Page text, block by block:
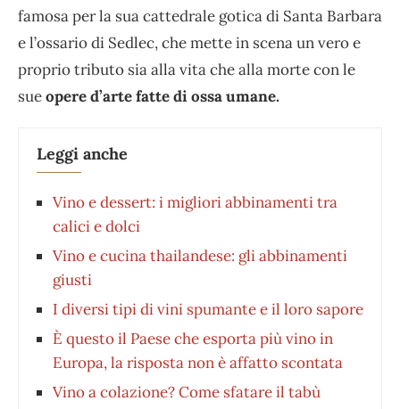
famosa per la sua cattedrale gotica di Santa Barbara
e l’ossario di Sedlec, che mette in scena un vero e
proprio tributo sia alla vita che alla morte con le
sueopere d’arte fatte di ossa umane.
Leggi anche
Vino e dessert: i migliori abbinamenti tra
calici e dolci
Vino e cucina thailandese: gli abbinamenti
giusti
I diversi tipi di vini spumante e il loro sapore
È questo il Paese che esporta più vino in
Europa, la risposta non è affatto scontata
Vino a colazione? Come sfatare il tabù